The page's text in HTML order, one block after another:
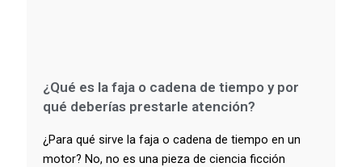
¿Qué es la faja o cadena de tiempo y por
qué deberías prestarle atención?
¿Para qué sirve la faja o cadena de tiempo en un
motor? No, no es una pieza de ciencia ficción